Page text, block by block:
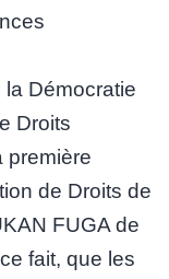
Démocratie
Droits
première
de Droits de
FUGA de
fait, que les